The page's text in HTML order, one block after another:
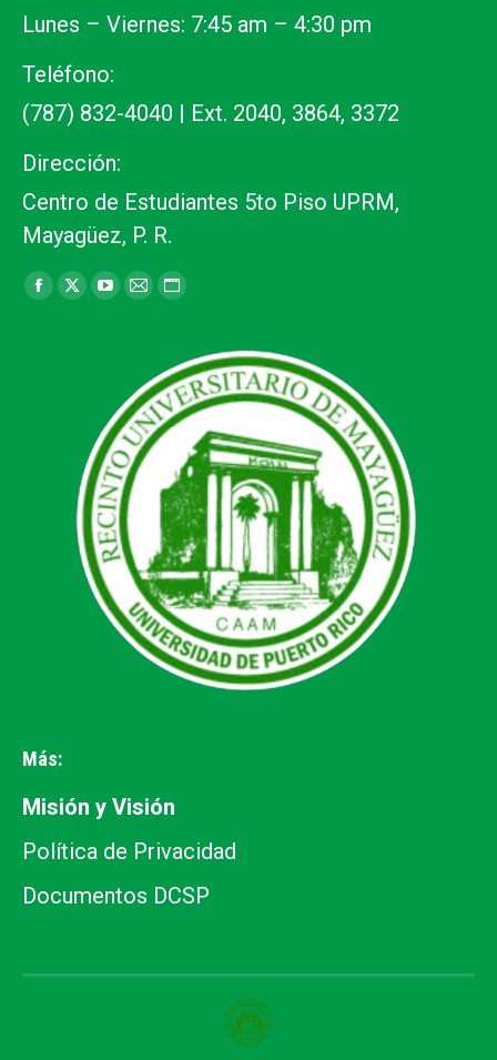
Lunes – Viernes: 7:45 am – 4:30 pm
Teléfono:
(787) 832-4040 | Ext. 2040, 3864, 3372
Dirección:
Centro de Estudiantes 5to Piso UPRM,
Mayagüez, P. R.
Find us on:
Facebook
window
X
new
window
YouTube
new
window
Mail
opens
in
new
window
Website
opens
in
new
window
Más:
Misión y Visión
Política de Privacidad
Documentos DCSP